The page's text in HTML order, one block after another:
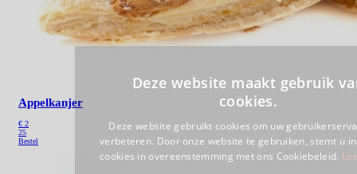
Appelkanjer
€ 2
25
Bestel